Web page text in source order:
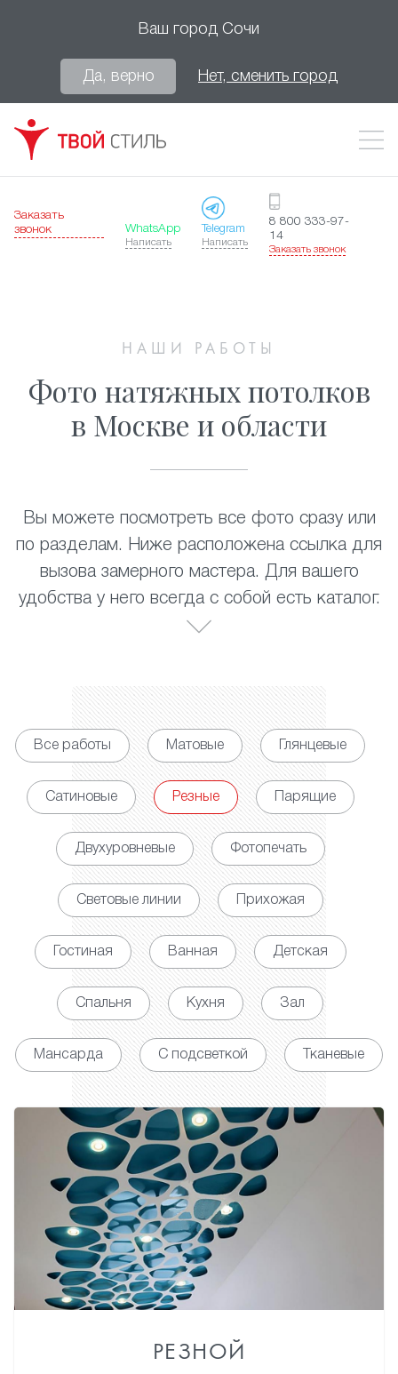
Ваш город Сочи
Да, верно Нет, сменить город
Заказать
звонок
WhatsApp
Написать
Telegram
Написать
8 800 333-97-
14
Заказать звонок
НАШИ РАБОТЫ
Фото натяжных потолков
в Москве и области
Вы можете посмотреть все фото сразу или
по разделам. Ниже расположена ссылка для
вызова замерного мастера. Для вашего
удобства у него всегда с собой есть каталог.
Все работы Матовые Глянцевые
Сатиновые Резные Парящие
Двухуровневые Фотопечать
Световые линии Прихожая
Гостиная Ванная Детская
Спальня Кухня Зал
Мансарда С подсветкой Тканевые
РЕЗНОЙ